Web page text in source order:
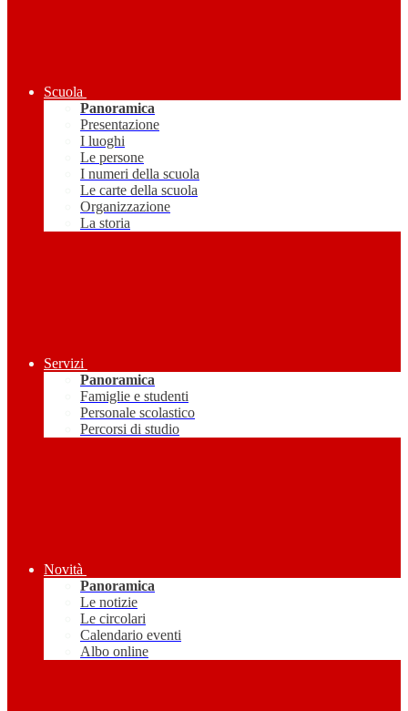
Scuola
Panoramica
Presentazione
I luoghi
Le persone
I numeri della scuola
Le carte della scuola
Organizzazione
La storia
Servizi
Panoramica
Famiglie e studenti
Personale scolastico
Percorsi di studio
Novità
Panoramica
Le notizie
Le circolari
Calendario eventi
Albo online